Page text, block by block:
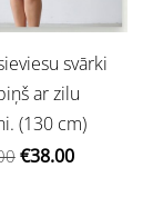
svārki
ar zilu
(130 cm)
€38.00